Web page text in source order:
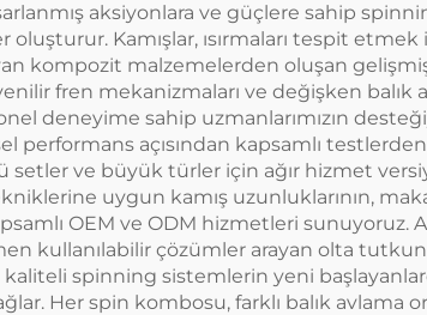
aksiyonlara ve güçlere sahip
Kamışlar, ısırmaları tespit etmek
kompozit malzemelerden oluşan
fren mekanizmaları ve değişken balık
deneyime sahip uzmanlarımızın
açısından kapsamlı
setler ve büyük türler için ağır hizmet
uygun kamış uzunluklarının,
OEM ve ODM hizmetleri sunuyoruz.
kullanılabilir çözümler arayan olta
kaliteli spinning sistemlerin yeni
Her spin kombosu, farklı balık avlama